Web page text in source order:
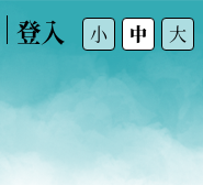
登入 小 中 大